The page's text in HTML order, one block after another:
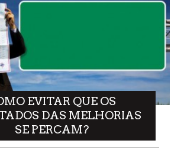
EVITAR QUE OS
DAS MELHORIAS
SE PERCAM?